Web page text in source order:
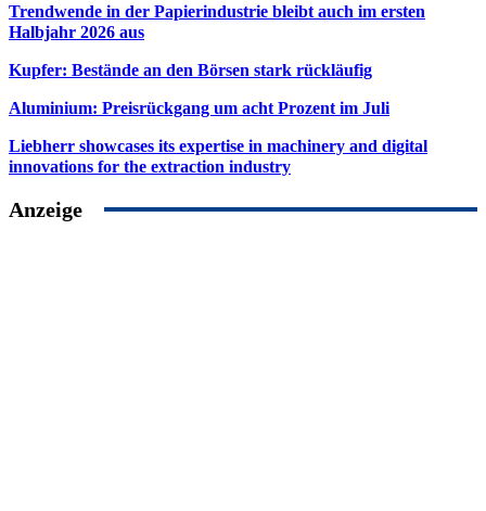
Trendwende in der Papierindustrie bleibt auch im ersten
Halbjahr 2026 aus
Kupfer: Bestände an den Börsen stark rückläufig
Aluminium: Preisrückgang um acht Prozent im Juli
Liebherr showcases its expertise in machinery and digital
innovations for the extraction industry
Anzeige